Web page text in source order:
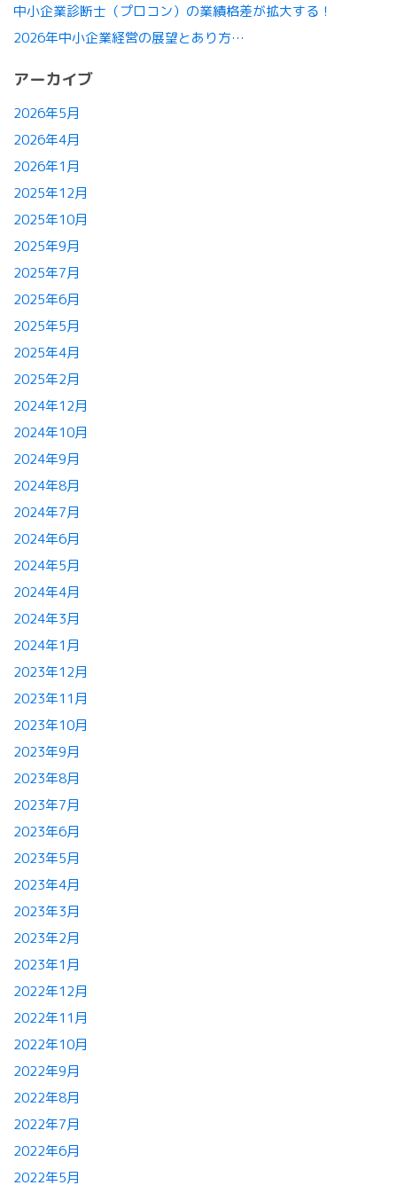
中小企業診断士（プロコン）の業績格差が拡大する！
2026年中小企業経営の展望とあり方…
アーカイブ
2026年5月
2026年4月
2026年1月
2025年12月
2025年10月
2025年9月
2025年7月
2025年6月
2025年5月
2025年4月
2025年2月
2024年12月
2024年10月
2024年9月
2024年8月
2024年7月
2024年6月
2024年5月
2024年4月
2024年3月
2024年1月
2023年12月
2023年11月
2023年10月
2023年9月
2023年8月
2023年7月
2023年6月
2023年5月
2023年4月
2023年3月
2023年2月
2023年1月
2022年12月
2022年11月
2022年10月
2022年9月
2022年8月
2022年7月
2022年6月
2022年5月